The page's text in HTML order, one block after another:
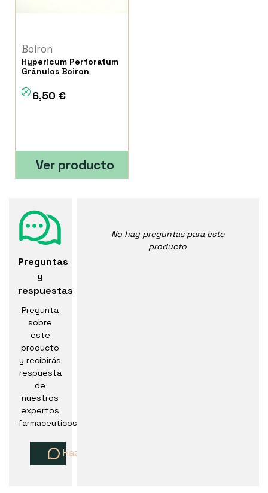
Boiron
Hypericum Perforatum
Gránulos Boiron
6,50 €
Ver producto
Preguntas
y
respuestas
Pregunta
sobre
este
producto
y recibirás
respuesta
de
nuestros
expertos
farmaceuticos
Haz una pregunta
No hay preguntas para este
producto